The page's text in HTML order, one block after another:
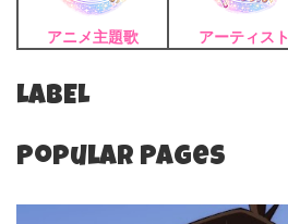
アニメ主題歌 アーティスト
LABEL
Popular Pages